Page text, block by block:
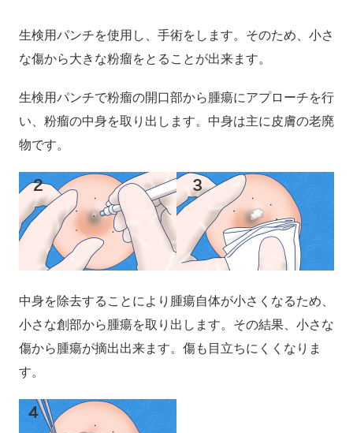
生検用パンチを使用し、手術をします。そのため、小さ
な傷から大きな粉瘤をとることが出来ます。
生検用パンチで粉瘤の開口部から腫瘍にアプローチを行
い、粉瘤の中身を取り出します。中身は主に皮膚の老廃
物です。
中身を除去することにより腫瘍自体が小さくなるため、
小さな創部から腫瘍を取り出します。その結果、小さな
傷から腫瘍が摘出出来ます。傷も目立ちにくくなりま
す。